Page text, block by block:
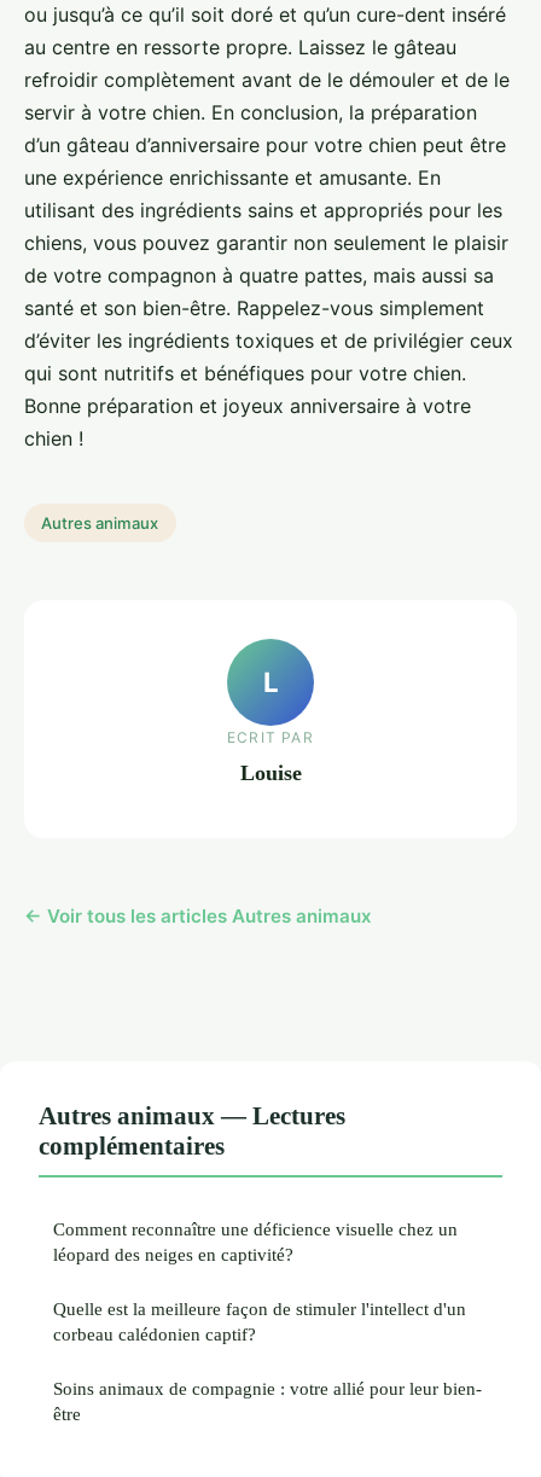
ou jusqu’à ce qu’il soit doré et qu’un cure-dent inséré
au centre en ressorte propre. Laissez le gâteau
refroidir complètement avant de le démouler et de le
servir à votre chien. En conclusion, la préparation
d’un gâteau d’anniversaire pour votre chien peut être
une expérience enrichissante et amusante. En
utilisant des ingrédients sains et appropriés pour les
chiens, vous pouvez garantir non seulement le plaisir
de votre compagnon à quatre pattes, mais aussi sa
santé et son bien-être. Rappelez-vous simplement
d’éviter les ingrédients toxiques et de privilégier ceux
qui sont nutritifs et bénéfiques pour votre chien.
Bonne préparation et joyeux anniversaire à votre
chien !
Autres animaux
L
ECRIT PAR
Louise
← Voir tous les articles Autres animaux
Autres animaux — Lectures
complémentaires
Comment reconnaître une déficience visuelle chez un
léopard des neiges en captivité?
Quelle est la meilleure façon de stimuler l'intellect d'un
corbeau calédonien captif?
Soins animaux de compagnie : votre allié pour leur bien-
être